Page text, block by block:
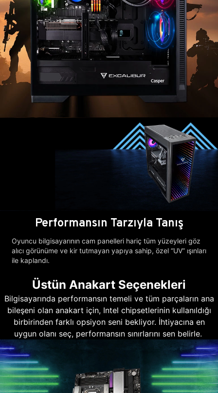
Performansın Tarzıyla Tanış
Oyuncu bilgisayarının cam panelleri hariç tüm yüzeyleri göz
alıcı görünüme ve kir tutmayan yapıya sahip, özel “UV” ışınları
ile kaplandı.
Üstün Anakart Seçenekleri
Bilgisayarında performansın temeli ve tüm parçaların ana
bileşeni olan anakart için, Intel chipsetlerinin kullanıldığı
birbirinden farklı opsiyon seni bekliyor. İhtiyacına en
uygun olanı seç, performansın sınırlarını sen belirle.